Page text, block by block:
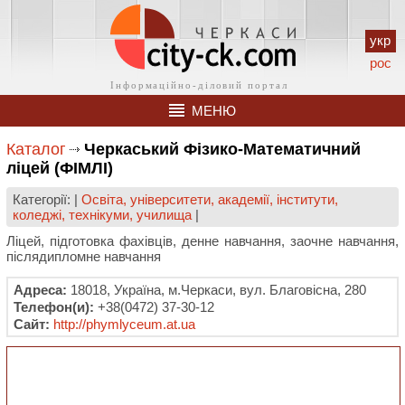
укр
рос
МЕНЮ
Каталог
Черкаський Фізико-Математичний
ліцей (ФІМЛІ)
Категорії: | Освіта, університети, академії, інститути,
коледжі, технікуми, училища |
Ліцей, підготовка фахівців, денне навчання, заочне навчання,
післядипломне навчання
Адреса: 18018, Україна, м.Черкаси, вул. Благовісна, 280
Телефон(и): +38(0472) 37-30-12
Сайт: http://phymlyceum.at.ua